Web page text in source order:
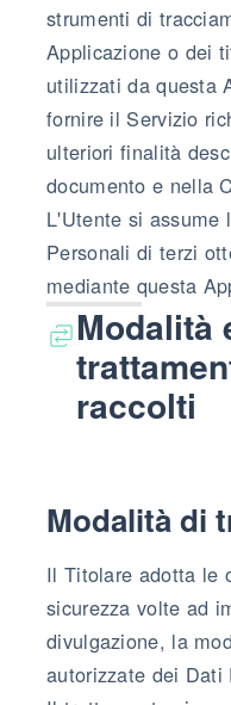
strumenti di
Applicazione o dei
utilizzati da questa
fornire il Servizio
ulteriori finalità
documento e nella
L'Utente si assume
Personali di terzi
mediante questa
Modalità
raccolti
Modalità di
Il Titolare adotta le
sicurezza volte ad
divulgazione, la
autorizzate dei Dati